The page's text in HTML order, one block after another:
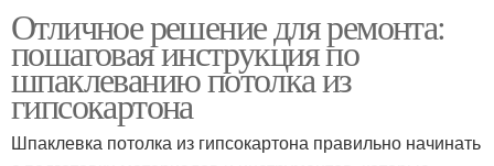
Отличное решение для ремонта:
пошаговая инструкция по
шпаклеванию потолка из
гипсокартона
Шпаклевка потолка из гипсокартона правильно начинать